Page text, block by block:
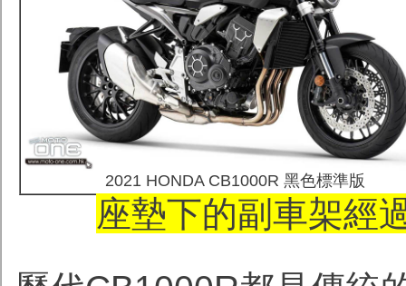
2021 HONDA CB1000R 黑色標準版
座墊下的副車架經